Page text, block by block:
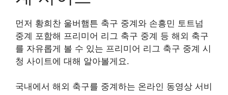
먼저 황희찬 울버햄튼 축구 중계와 손흥민 토트넘
중계 포함해 프리미어 리그 축구 중계 등 해외 축구
를 자유롭게 볼 수 있는 프리미어 리그 축구 중계 시
청 사이트에 대해 알아볼게요.
국내에서 해외 축구를 중계하는 온라인 동영상 서비